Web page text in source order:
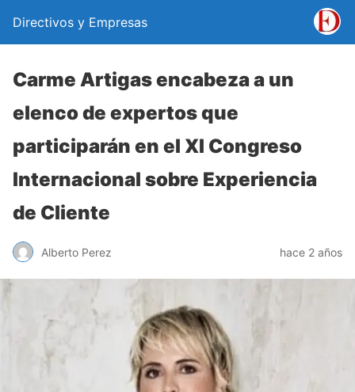
Directivos y Empresas
Carme Artigas encabeza a un
elenco de expertos que
participarán en el XI Congreso
Internacional sobre Experiencia
de Cliente
Alberto Perez hace 2 años